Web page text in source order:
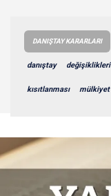
DANIŞTAY KARARLARI
danıştay değişiklikleri
kısıtlanması mülkiyet